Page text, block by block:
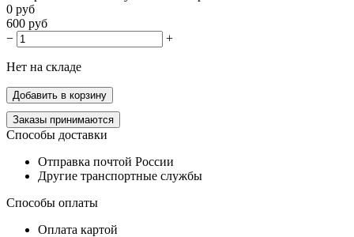
0 руб
600 руб
−
+
Нет на складе
Добавить в корзину
Заказы принимаются
Способы доставки
Отправка почтой России
Другие транспортные службы
Способы оплаты
Оплата картой